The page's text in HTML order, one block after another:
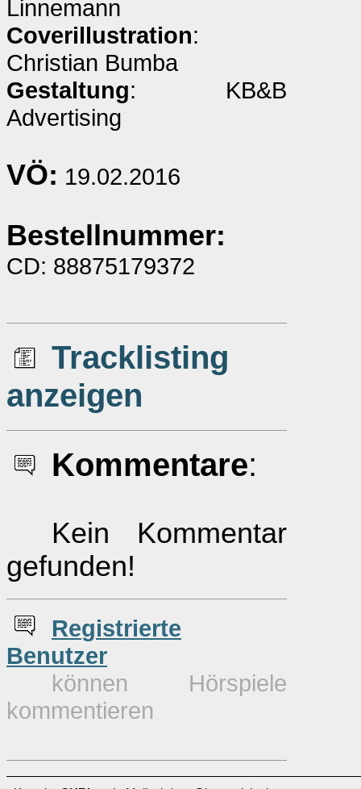
Linnemann
Coverillustration:
Christian Bumba
Gestaltung: KB&B
Advertising
VÖ: 19.02.2016
Bestellnummer:
CD: 88875179372
Tracklisting
anzeigen
Kommentare:
Kein Kommentar
gefunden!
Registrierte
Benutzer
können Hörspiele
kommentieren